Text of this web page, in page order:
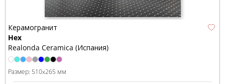
Керамогранит
Hex
Realonda Ceramica (Испания)
Размер: 510x265 мм